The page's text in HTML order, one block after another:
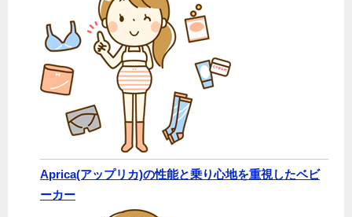
Aprica(アップリカ)の性能と乗り心地を重視したベビ
ーカー